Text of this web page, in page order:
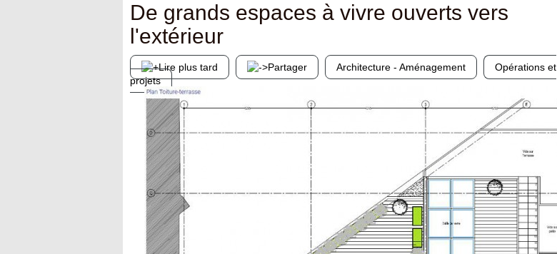
De grands espaces à vivre ouverts vers
l'extérieur
Lire plus tard Partager Architecture - Aménagement
Opérations et
projets